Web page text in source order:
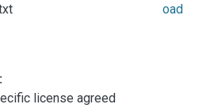
license agreed
oad